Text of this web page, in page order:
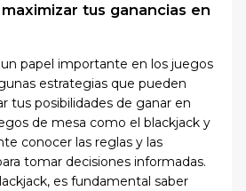
tus ganancias en
papel importante en los juegos
estrategias que pueden
tus posibilidades de ganar en
de mesa como el blackjack y
conocer las reglas y las
tomar decisiones informadas.
es fundamental saber